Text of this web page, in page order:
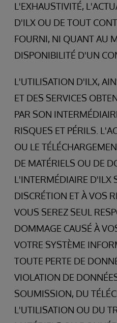
L'EXHAUSTIVITÉ,
D'ILX OU DE TOUT
FOURNI, NI QUANT AU
DISPONIBILITÉ D'UN
L'UTILISATION D'ILX,
ET DES SERVICES
PAR SON
RISQUES ET PÉRILS.
OU LE
DE MATÉRIELS OU DE
L'INTERMÉDIAIRE D'ILX
DISCRÉTION ET À VOS
VOUS SEREZ SEUL
DOMMAGE CAUSÉ À
VOTRE SYSTÈME
TOUTE PERTE DE
VIOLATION DE
SOUMISSION, DU
L'UTILISATION OU DU